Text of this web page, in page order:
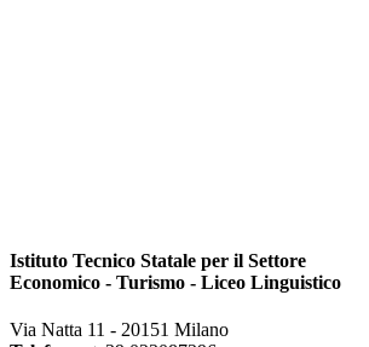
Istituto Tecnico Statale per il Settore
Economico - Turismo - Liceo Linguistico
Via Natta 11 - 20151 Milano